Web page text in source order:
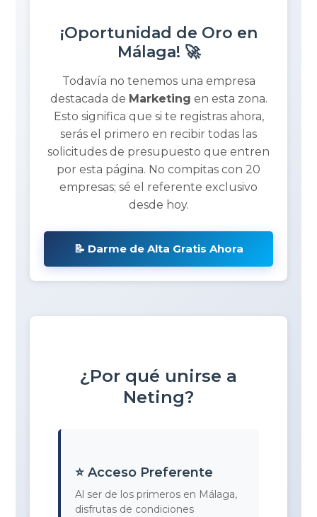
¡Oportunidad de Oro en
Málaga! 🚀
Todavía no tenemos una empresa
destacada de Marketing en esta zona.
Esto significa que si te registras ahora,
serás el primero en recibir todas las
solicitudes de presupuesto que entren
por esta página. No compitas con 20
empresas; sé el referente exclusivo
desde hoy.
📝 Darme de Alta Gratis Ahora
¿Por qué unirse a
Neting?
⭐ Acceso Preferente
Al ser de los primeros en Málaga,
disfrutas de condiciones